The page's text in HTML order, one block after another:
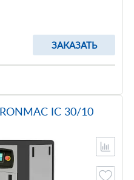
ЗАКАЗАТЬ
IC 30/10